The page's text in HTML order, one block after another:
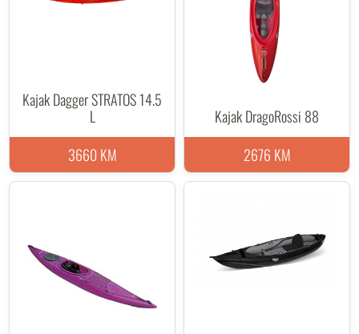
Kajak Dagger STRATOS 14.5
L
3660 KM
Kajak DragoRossi 88
2676 KM